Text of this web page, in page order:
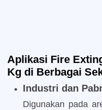
Aplikasi Fire
Kg di Berbagai
Industri dan
Digunakan pada